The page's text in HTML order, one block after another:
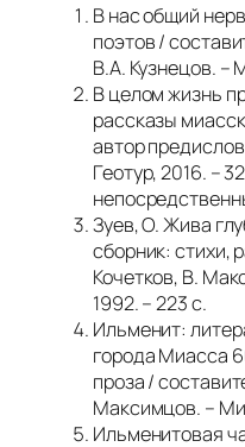
В нас общий
поэтов /
В.А. Кузнецов. –
В целом жизнь
рассказы
автор
Геотур, 2016. –
Зуев, О. Жива
сборник: стихи,
Кочетков, В.
1992. – 223 с.
Ильменит:
города Миасса
проза /
Максимцов. –
Ильменитовая